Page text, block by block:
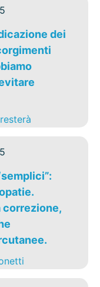
dei
correzione,